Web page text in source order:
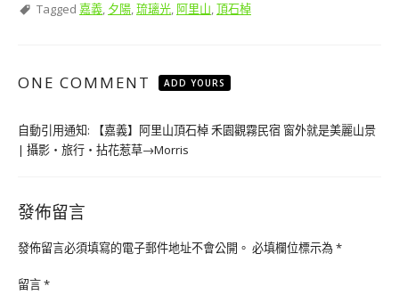
Tagged 嘉義, 夕陽,琉璃光, 阿里山,頂石棹
ONE COMMENT ADD YOURS
自動引用通知:
【嘉義】阿里山頂石棹 禾園觀霧民宿 窗外就是美麗山景
| 攝影‧旅行‧拈花惹草→Morris
發佈留言
發佈留言必須填寫的電子郵件地址不會公開。 必填欄位標示為*
留言*